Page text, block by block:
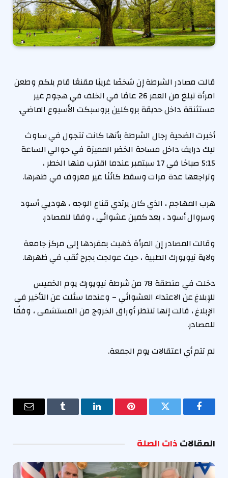
قالت مصادر الشرطة إن شخصًا غريبًا مقنعًا قام بلكم وطعن
امرأة تبلغ من العمر 26 عامًا في الخلف في هجوم غير
مستثنقة داخل حديقة بروكلين بروسبكت الأسبوع الماضي.
أخبرت الضحية رجال الشرطة بأنها كانت تتجول في ساوث
ليك درايف داخل مساحة الخضر المميزة في حوالي الساعة
5:15 صباحًا في 17 سبتمبر عندما اقترب منها الخطر ،
وتراجعها عدة مرات وسقط كائنًا غير معروف في ظهرها.
هرب المهاجم ، الذي كان يرتدي قناع الوجه ، هوديي أسود
وسروال أسود ، بعد كمين عشوائي ، وفقا للمصادر.
وقالت المصادر إن المرأة ذهبت بمفردها إلى مركز جامعة
ولاية نيويورك الطبية ، حيث عولجت بجرح ثقب في ظهرها.
دخلت في منطقة 78 من شرطة نيويورك يوم الخميس
للإبلاغ عن الاعتداء العشوائي – وعندما سئلت عن التأخير في
الإبلاغ ، قالت إنها تنتظر أوراق الخروج من المستشفى ، وفقًا
للمصادر.
لم تتم أي اعتقالات يوم الجمعة.
فيسبوك تويتر بينتيريستلينكدإن Tumblr
البريد
المقالاتذات الصلة